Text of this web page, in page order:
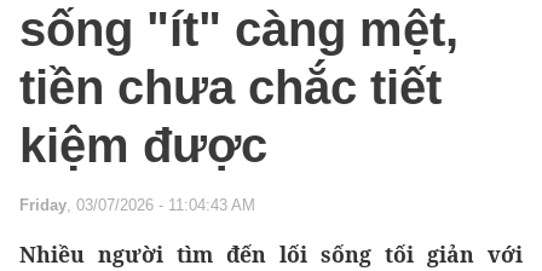
sống "ít" càng mệt,
tiền chưa chắc tiết
kiệm được
Friday, 03/07/2026 - 11:04:43 AM
Nhiều người tìm đến lối sống tối giản với